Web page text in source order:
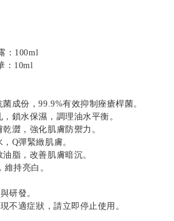
：100ml
：10ml
成份，99.9%有效抑制痤瘡桿菌。
鎖水保濕，調理油水平衡。
澀，強化肌膚防禦力。
Q彈緊緻肌膚。
脂，改善肌膚暗沉。
持亮白。
研發。
不適症狀，請立即停止使用。